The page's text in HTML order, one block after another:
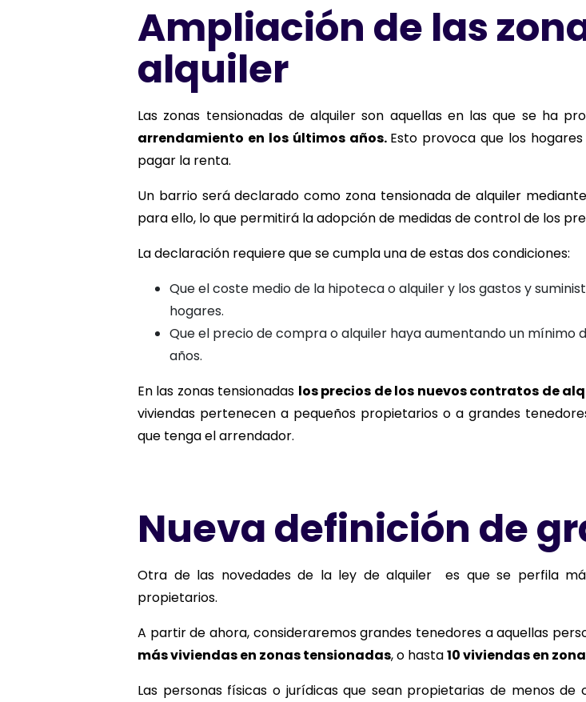
Ampliación de las
alquiler
Las zonas tensionadas de alquiler son aquellas en las que se ha
arrendamiento en los últimos años. Esto provoca que los
pagar la renta.
Un barrio será declarado como zona tensionada de alquiler
para ello, lo que permitirá la adopción de medidas de control de los
La declaración requiere que se cumpla una de estas dos condiciones:
Que el coste medio de la hipoteca o alquiler y los gastos y
hogares.
Que el precio de compra o alquiler haya aumentando un mínimo
años.
En las zonas tensionadas los precios de los nuevos contratos de
viviendas pertenecen a pequeños propietarios o a grandes
que tenga el arrendador.
Nueva definición de
Otra de las novedades de la ley de alquiler es que se perfila
propietarios.
A partir de ahora, consideraremos grandes tenedores a aquellas
más viviendas en zonas tensionadas, o hasta10 viviendas en
Las personas físicas o jurídicas que sean propietarias de menos de